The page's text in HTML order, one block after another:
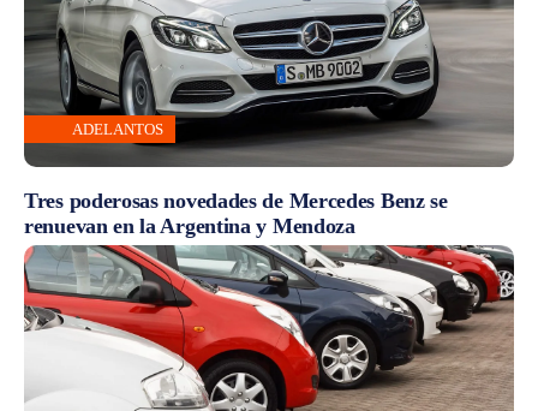
ADELANTOS
Tres poderosas novedades de Mercedes Benz se
renuevan en la Argentina y Mendoza